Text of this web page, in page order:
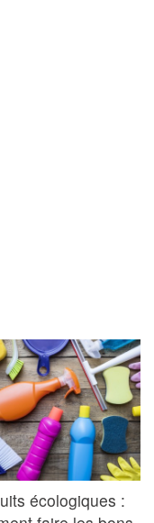
écologiques :